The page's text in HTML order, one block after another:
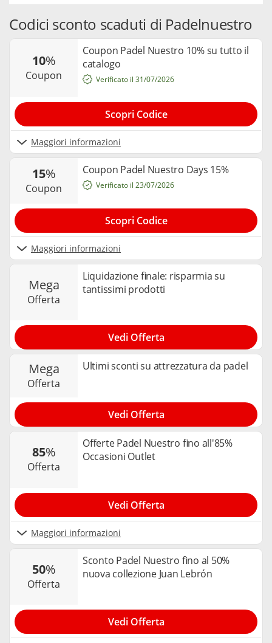
Codici sconto scaduti di Padelnuestro
10%
coupon
Coupon Padel Nuestro 10% su tutto il
catalogo
Maggiori informazioni
Verificato il 31/07/2026
Scopri Codice
15%
coupon
Coupon Padel Nuestro Days 15%
Maggiori informazioni
Verificato il 23/07/2026
Scopri Codice
mega
offerta
Liquidazione finale: risparmia su
tantissimi prodotti
Vedi Offerta
mega
offerta
Ultimi sconti su attrezzatura da padel
Vedi Offerta
85%
offerta
Offerte Padel Nuestro fino all'85%
Occasioni Outlet
Maggiori informazioni
Vedi Offerta
50%
offerta
Sconto Padel Nuestro fino al 50%
nuova collezione Juan Lebrón
Vedi Offerta